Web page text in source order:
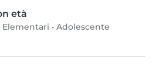
età
Elementari • Adolescente